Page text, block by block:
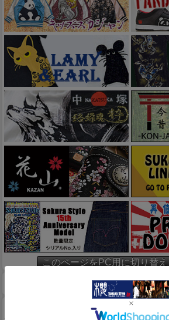
このページをPC用に切り替え
マイページ
特定商取引法に基づく表示